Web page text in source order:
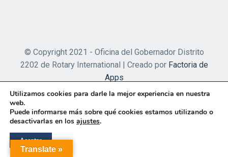
© Copyright 2021 - Oficina del Gobernador Distrito
2202 de Rotary International | Creado por Factoria de
Apps
Translate »
Utilizamos cookies para darle la mejor experiencia en nuestra
web.
Puede informarse más sobre qué cookies estamos utilizando o
desactivarlas en los ajustes.
Aceptar